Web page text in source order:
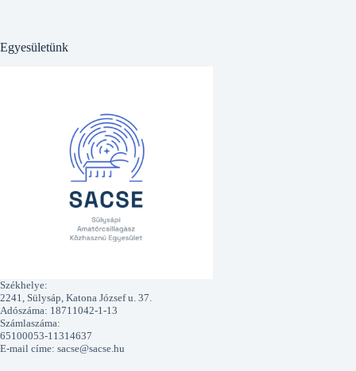
Egyesületünk
Székhelye:
2241, Sülysáp, Katona József u. 37.
Adószáma: 18711042-1-13
Számlaszáma:
65100053-11314637
E-mail címe: sacse@sacse.hu